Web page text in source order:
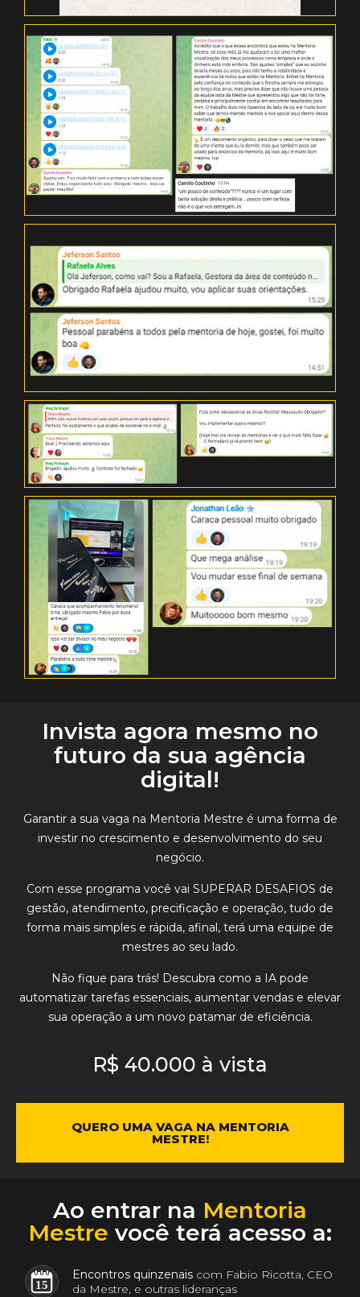
Invista agora mesmo no
futuro da sua agência
digital!
Garantir a sua vaga na Mentoria Mestre é uma forma de
investir no crescimento e desenvolvimento do seu
negócio.
Com esse programa você vai SUPERAR DESAFIOS de
gestão, atendimento, precificação e operação, tudo de
forma mais simples e rápida, afinal, terá uma equipe de
mestres ao seu lado.
Não fique para trás! Descubra como a IA pode
automatizar tarefas essenciais, aumentar vendas e elevar
sua operação a um novo patamar de eficiência.
R$ 40.000 à vista
QUERO UMA VAGA NA MENTORIA
MESTRE!
Ao entrar na Mentoria
Mestre você terá acesso a:
15
Encontros quinzenais com Fabio Ricotta, CEO
da Mestre, e outras lideranças